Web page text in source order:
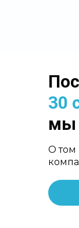
30
мы
О том